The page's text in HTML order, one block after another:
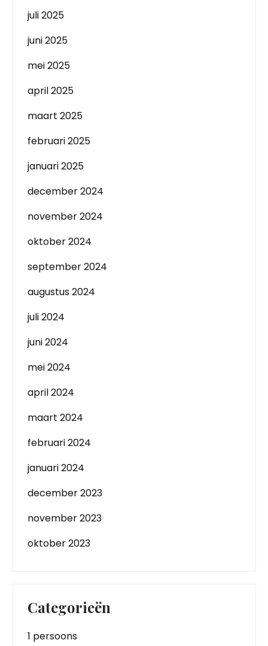
juli 2025
juni 2025
mei 2025
april 2025
maart 2025
februari 2025
januari 2025
december 2024
november 2024
oktober 2024
september 2024
augustus 2024
juli 2024
juni 2024
mei 2024
april 2024
maart 2024
februari 2024
januari 2024
december 2023
november 2023
oktober 2023
Categorieën
1 persoons